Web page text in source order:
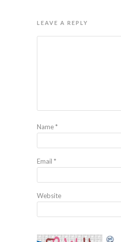
LEAVE A REPLY
Name*
Email *
Website